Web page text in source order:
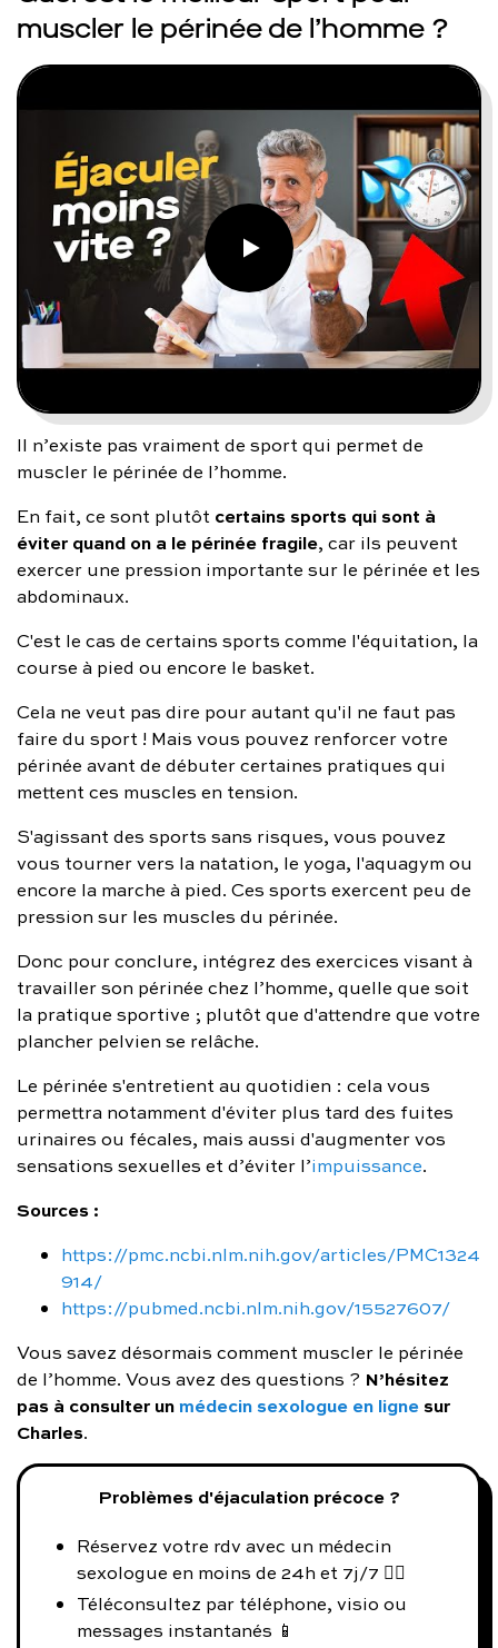
muscler le périnée de l’homme ?
Il n’existe pas vraiment de sport qui permet de
muscler le périnée de l’homme.
En fait, ce sont plutôt certains sports qui sont à
éviter quand on a le périnée fragile, car ils peuvent
exercer une pression importante sur le périnée et les
abdominaux.
C'est le cas de certains sports comme l'équitation, la
course à pied ou encore le basket.
Cela ne veut pas dire pour autant qu'il ne faut pas
faire du sport ! Mais vous pouvez renforcer votre
périnée avant de débuter certaines pratiques qui
mettent ces muscles en tension.
S'agissant des sports sans risques, vous pouvez
vous tourner vers la natation, le yoga, l'aquagym ou
encore la marche à pied. Ces sports exercent peu de
pression sur les muscles du périnée.
Donc pour conclure, intégrez des exercices visant à
travailler son périnée chez l’homme, quelle que soit
la pratique sportive ; plutôt que d'attendre que votre
plancher pelvien se relâche.
Le périnée s'entretient au quotidien : cela vous
permettra notamment d'éviter plus tard des fuites
urinaires ou fécales, mais aussi d'augmenter vos
sensations sexuelles et d’éviter l’impuissance.
Sources :
https://pmc.ncbi.nlm.nih.gov/articles/PMC1324
914/
https://pubmed.ncbi.nlm.nih.gov/15527607/
Vous savez désormais comment muscler le périnée
de l’homme. Vous avez des questions ? N’hésitez
pas à consulter unmédecin sexologue en ligne sur
Charles.
Problèmes d'éjaculation précoce ?
Réservez votre rdv avec un médecin
sexologue en moins de 24h et 7j/7 👨‍⚕️
Téléconsultez par téléphone, visio ou
messages instantanés 📱